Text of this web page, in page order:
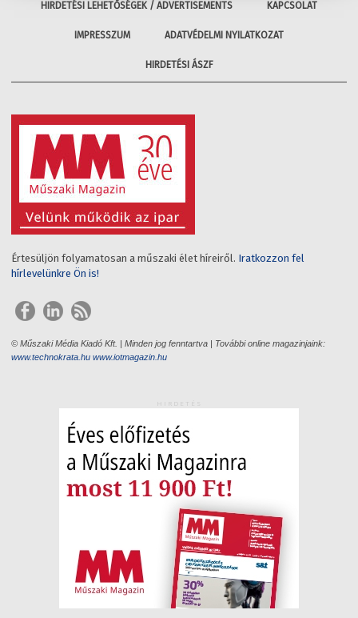
HIRDETÉSI LEHETŐSÉGEK / ADVERTISEMENTS KAPCSOLAT
IMPRESSZUM ADATVÉDELMI NYILATKOZAT
HIRDETÉSI ÁSZF
Értesüljön folyamatosan a műszaki élet híreiről. Iratkozzon fel
hírlevelünkre Ön is!
© Műszaki Média Kiadó Kft. | Minden jog fenntartva | További online magazinjaink:
www.technokrata.hu www.iotmagazin.hu
HIRDETÉS